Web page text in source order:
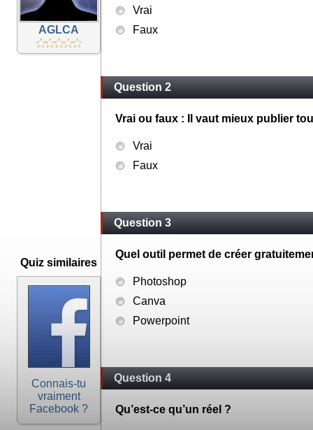
AGLCA
Quiz similaires
Connais-tu
vraiment
Facebook ?
Vrai
Faux
Question 2
Vrai ou faux : Il vaut mieux publier
Vrai
Faux
Question 3
Quel outil permet de créer
Photoshop
Canva
Powerpoint
Question 4
Qu’est-ce qu’un réel ?